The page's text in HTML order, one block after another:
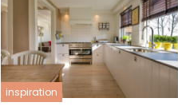
inspiration